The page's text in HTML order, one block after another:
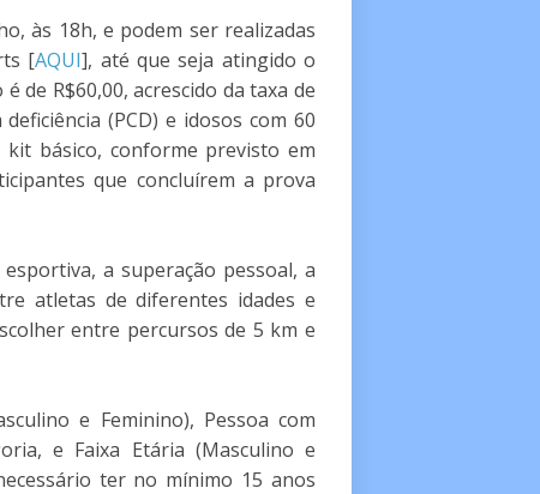
às 18h, e podem ser realizadas
[AQUI], até que seja atingido o
de R$60,00, acrescido da taxa de
(PCD) e idosos com 60
básico, conforme previsto em
que concluírem a prova
a superação pessoal, a
atletas de diferentes idades e
entre percursos de 5 km e
e Feminino), Pessoa com
e Faixa Etária (Masculino e
ter no mínimo 15 anos